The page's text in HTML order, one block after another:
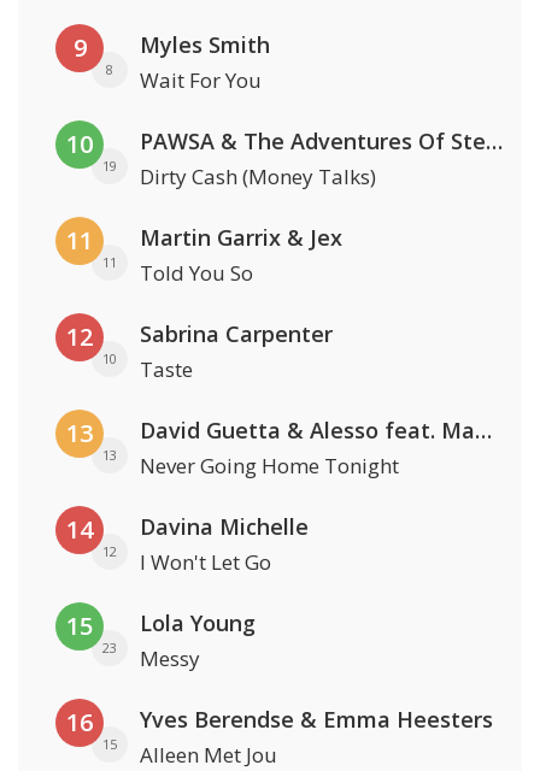
9
8
Myles Smith
Wait For You
10
19
PAWSA & The Adventures Of Stevie V
Dirty Cash (Money Talks)
11
11
Martin Garrix & Jex
Told You So
12
10
Sabrina Carpenter
Taste
13
13
David Guetta & Alesso feat. Madison Love
Never Going Home Tonight
14
12
Davina Michelle
I Won't Let Go
15
23
Lola Young
Messy
16
15
Yves Berendse & Emma Heesters
Alleen Met Jou